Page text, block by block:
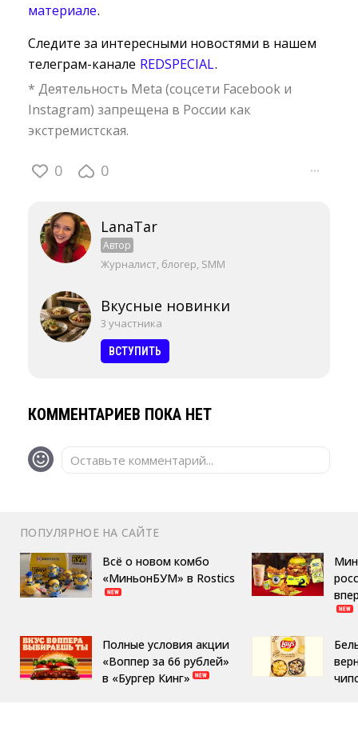
материале.
Следите за интересными новостями в нашем
телеграм-канале REDSPECIAL.
* Деятельность Meta (соцсети Facebook и
Instagram) запрещена в России как
экстремистская.
0 0 ···
LanaTar
Автор
Журналист, блогер, SMM
Вкусные новинки
3 участника
ВСТУПИТЬ
КОММЕНТАРИЕВ ПОКА НЕТ
Оставьте комментарий...
ПОПУЛЯРНОЕ НА САЙТЕ
Всё о новом комбо
«МиньонБУМ» в Rostics
Полные условия акции
«Воппер за 66 рублей»
в «Бургер Кинг»